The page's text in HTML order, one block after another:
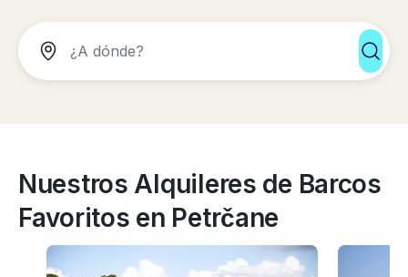
Nuestros Alquileres de Barcos
Favoritos en Petrčane